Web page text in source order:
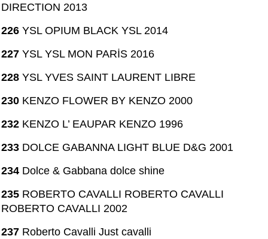
DIRECTION 2013
226 YSL OPIUM BLACK YSL 2014
227 YSL YSL MON PARİS 2016
228 YSL YVES SAINT LAURENT LIBRE
230 KENZO FLOWER BY KENZO 2000
232 KENZO L’ EAUPAR KENZO 1996
233 DOLCE GABANNA LIGHT BLUE D&G 2001
234 Dolce & Gabbana dolce shine
235 ROBERTO CAVALLI ROBERTO CAVALLI
ROBERTO CAVALLI 2002
237 Roberto Cavalli Just cavalli